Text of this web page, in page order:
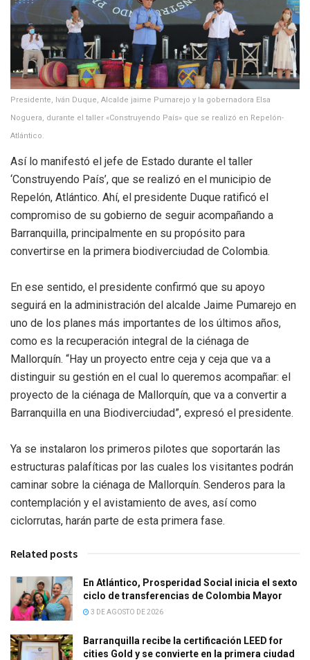
Presidente, Iván Duque, Alcalde jaime Pumarejo y la gobernadora Elsa
Noguera, durante el taller «Construyendo País» que se realizó en Repelón-
Atlántico.
Así lo manifestó el jefe de Estado durante el taller
‘Construyendo País’, que se realizó en el municipio de
Repelón, Atlántico. Ahí, el presidente Duque ratificó el
compromiso de su gobierno de seguir acompañando a
Barranquilla, principalmente en su propósito para
convertirse en la primera biodiverciudad de Colombia.
En ese sentido, el presidente confirmó que su apoyo
seguirá en la administración del alcalde Jaime Pumarejo en
uno de los planes más importantes de los últimos años,
como es la recuperación integral de la ciénaga de
Mallorquín. “Hay un proyecto entre ceja y ceja que va a
distinguir su gestión en el cual lo queremos acompañar: el
proyecto de la ciénaga de Mallorquín, que va a convertir a
Barranquilla en una Biodiverciudad”, expresó el presidente.
Ya se instalaron los primeros pilotes que soportarán las
estructuras palafíticas por las cuales los visitantes podrán
caminar sobre la ciénaga de Mallorquín. Senderos para la
contemplación y el avistamiento de aves, así como
ciclorrutas, harán parte de esta primera fase.
Related posts
En Atlántico, Prosperidad Social inicia el sexto
ciclo de transferencias de Colombia Mayor
3 DE AGOSTO DE 2026
Barranquilla recibe la certificación LEED for
cities Gold y se convierte en la primera ciudad